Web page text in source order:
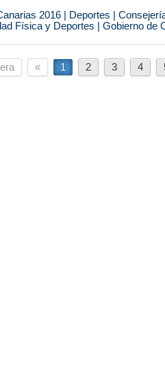
2016 | Deportes |
Física y Deportes | Gobierno de
« 1 2 3 4